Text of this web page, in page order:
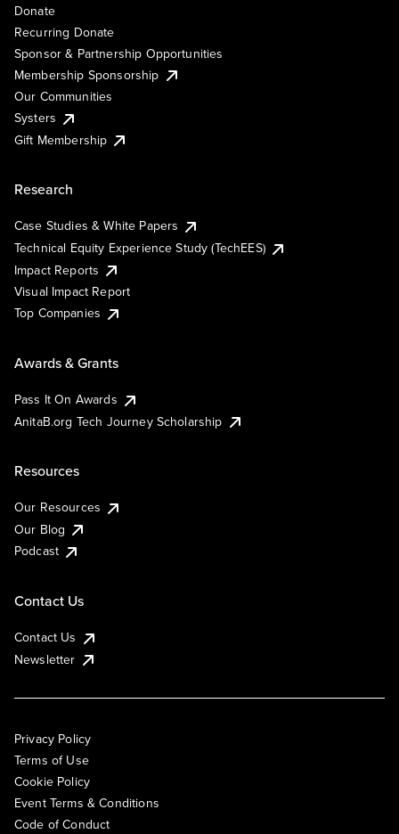
Donate
Recurring Donate
Sponsor & Partnership Opportunities
Membership Sponsorship
Our Communities
Systers
Gift Membership
Research
Case Studies & White Papers
Technical Equity Experience Study (TechEES)
Impact Reports
Visual Impact Report
Top Companies
Awards & Grants
Pass It On Awards
AnitaB.org Tech Journey Scholarship
Resources
Our Resources
Our Blog
Podcast
Contact Us
Contact Us
Newsletter
Privacy Policy
Terms of Use
Cookie Policy
Event Terms & Conditions
Code of Conduct